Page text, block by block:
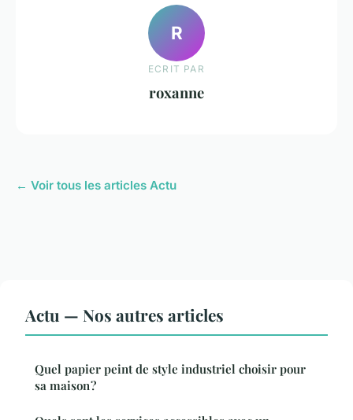
R
ECRIT PAR
roxanne
← Voir tous les articles Actu
Actu — Nos autres articles
Quel papier peint de style industriel choisir pour
sa maison ?